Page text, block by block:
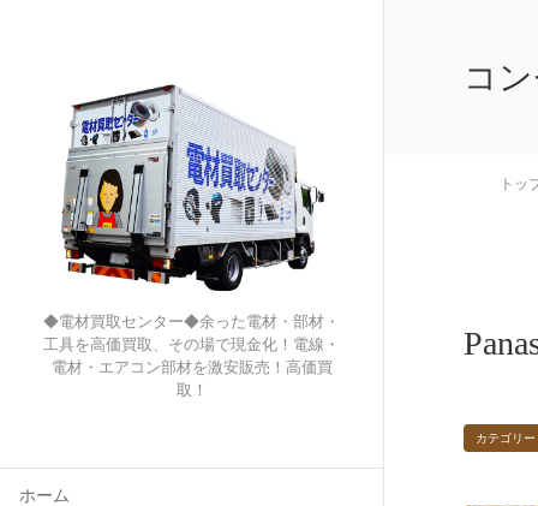
◆電材買取センター◆余った電材・部材・
工具を高価買取、その場で現金化！電線・
電材・エアコン部材を激安販売！高価買
取！
ホーム
コ
トッ
カテゴリー